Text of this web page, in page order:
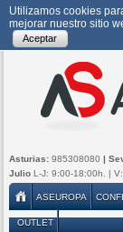
Utilizamos cookies
mejorar nuestro sitio
Aceptar
Asturias: 985308080 |
Julio L-J: 9:00-18:00h. |
ASEUROPA
OUTLET